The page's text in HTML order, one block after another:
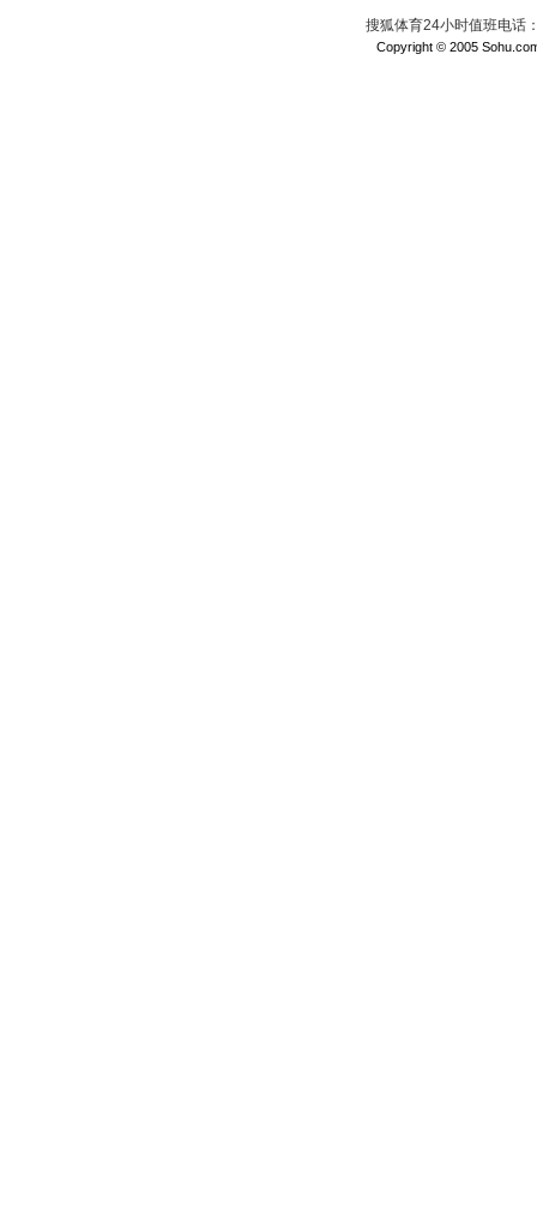
搜狐体育24小时值班电话
Copyright © 2005